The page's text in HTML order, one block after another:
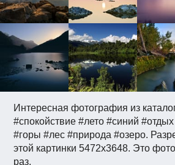
Интересная фотография из
#спокойствие #лето #синий
#горы #лес #природа #озеро.
этой картинки 5472x3648. Это
раз.